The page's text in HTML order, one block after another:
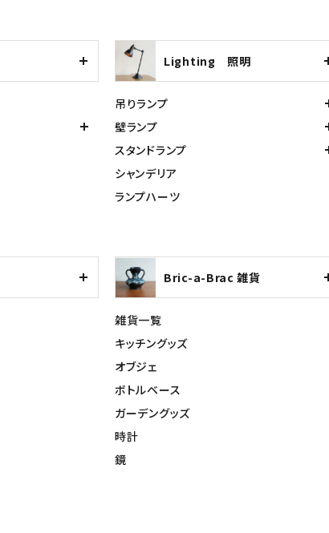
Lighting 照明
吊りランプ
壁ランプ
スタンドランプ
シャンデリア
ランプハーツ
Bric-a-Brac 雑貨
雑貨一覧
キッチングッズ
オブジェ
ボトルベース
ガーデングッズ
時計
鏡